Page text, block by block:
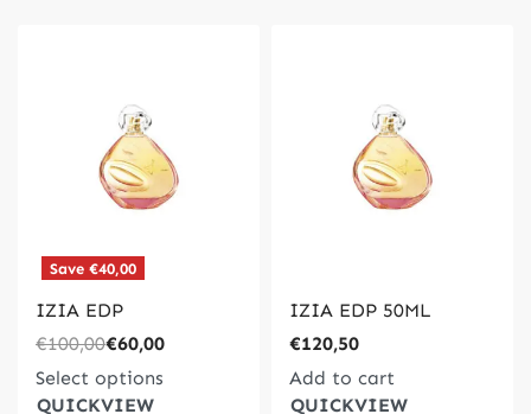
Save €40,00
IZIA EDP
€100,00€60,00
Select options
QUICKVIEW
IZIA EDP 50ML
€120,50
Add to cart
QUICKVIEW